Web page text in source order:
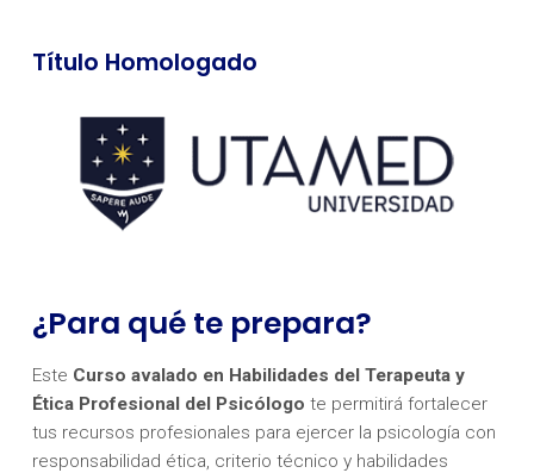
Título Homologado
¿Para qué te prepara?
Este Curso avalado en Habilidades del Terapeuta y
Ética Profesional del Psicólogo te permitirá fortalecer
tus recursos profesionales para ejercer la psicología con
responsabilidad ética, criterio técnico y habilidades